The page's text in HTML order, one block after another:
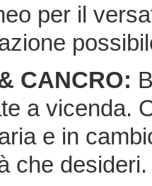
per il
CANCRO:
a vicenda.
e in
che desideri.